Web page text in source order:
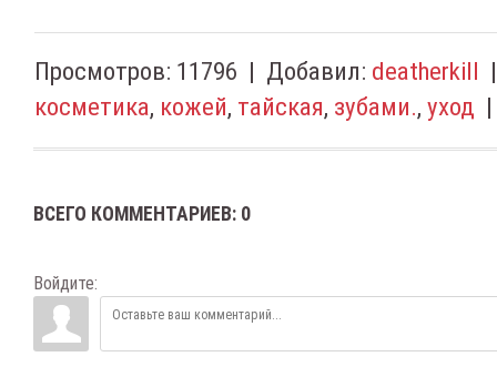
Просмотров: 11796 | Добавил: deatherkill
косметика, кожей, тайская, зубами., уход |
ВСЕГО КОММЕНТАРИЕВ: 0
Войдите: